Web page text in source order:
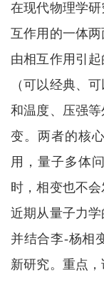
在现代物理学
互作用的一体
由相互作用引
（可以经典、
和温度、压强
变。两者的核
用，量子多体
时，相变也不
近期从量子力
并结合李-杨相
新研究。重点